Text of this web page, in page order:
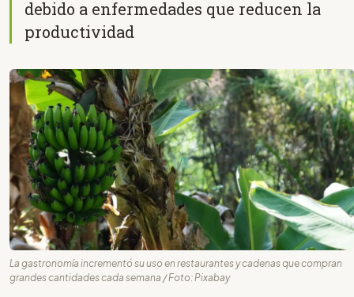
debido a enfermedades que reducen la
productividad
La gastronomía incrementó su uso en restaurantes y cadenas que compran
grandes cantidades cada semana / Foto: Pixabay